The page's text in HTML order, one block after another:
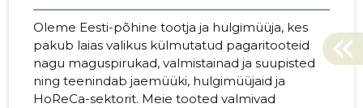
Oleme Eesti-põhine tootja ja hulgimüüja, kes
pakub laias valikus külmutatud pagaritooteid
nagu maguspirukad, valmistainad ja suupisted
ning teenindab jaemüüki, hulgimüüjaid ja
HoReCa-sektorit. Meie tooted valmivad